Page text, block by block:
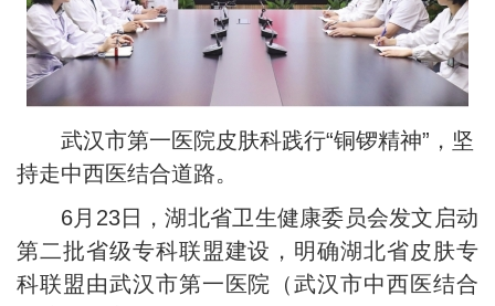
武汉市第一医院皮肤科践行“铜锣精神”，坚
持走中西医结合道路。
6月23日，湖北省卫生健康委员会发文启动
第二批省级专科联盟建设，明确湖北省皮肤专
科联盟由武汉市第一医院（武汉市中西医结合